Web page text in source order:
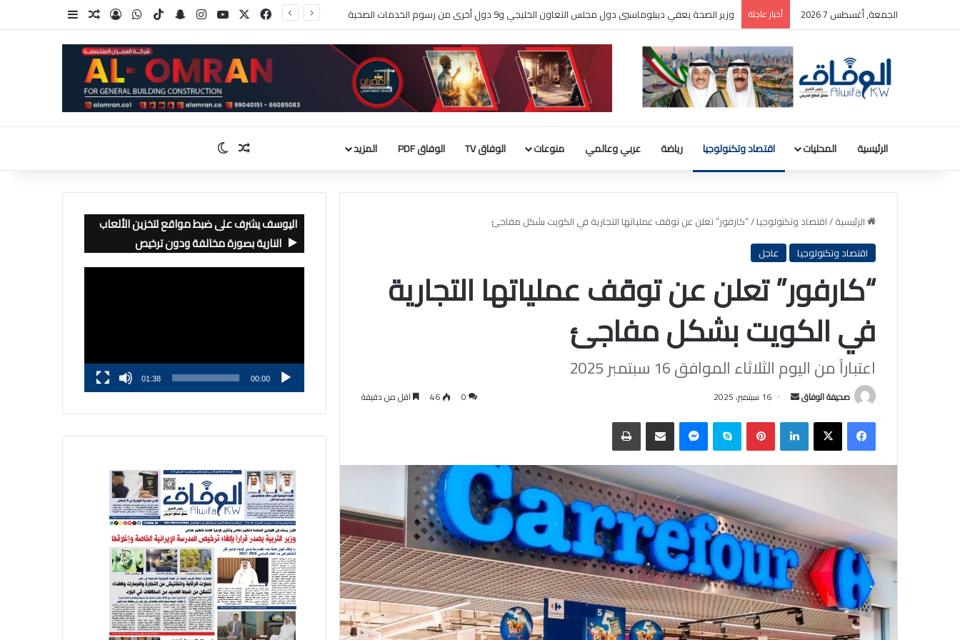
الجمعة, أغسطس 7 2026 أخبار عاجلة بالصور: المجلس الوطني للثقافة يطلق فعاليات «نادي المبدعين» للأطفال ضمن مهرجان «صيفي ثقافي 18» فيسبوك ‫YouTubeانستقرامسناب تشات
‫TikTokواتسابتسجيل الدخول
مقال عشوائي
إضافة عمود
الرئيسية المحليات اقتصاد وتكنولوجيا رياضة عربي وعالمي منوعات الوفاق TV الوفاق PDF المزيد مقال عشوائي
الوضع المظلم
الرئيسية/اقتصاد وتكنولوجيا/“كارفور” تعلن عن توقف عملياتها التجارية في الكويت بشكل مفاجئ
اقتصاد وتكنولوجيا
عاجل
“كارفور” تعلن عن توقف عملياتها التجارية
في الكويت بشكل مفاجئ
اعتباراً من اليوم الثلاثاء الموافق 16 سبتمبر 2025
صحيفة الوفاق
أرسل
إلكترونيا
16 سبتمبر، 2025 0
46 اقل من دقيقة
فيسبوك‫X لينكدإن بينتيريستسكايب ماسنجر مشاركة عبر البريد الطباعة
اليوسف يشرف على ضبط مواقع لتخزين الألعاب
النارية بصورة مخالفة ودون ترخيص
00:00
01:38